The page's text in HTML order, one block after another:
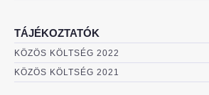
TÁJÉKOZTATÓK
KÖZÖS KÖLTSÉG 2022
KÖZÖS KÖLTSÉG 2021